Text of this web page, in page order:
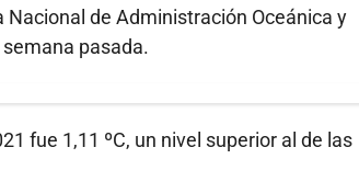
de Administración Oceánica y
pasada.
fue 1,11 ºC, un nivel superior al de las